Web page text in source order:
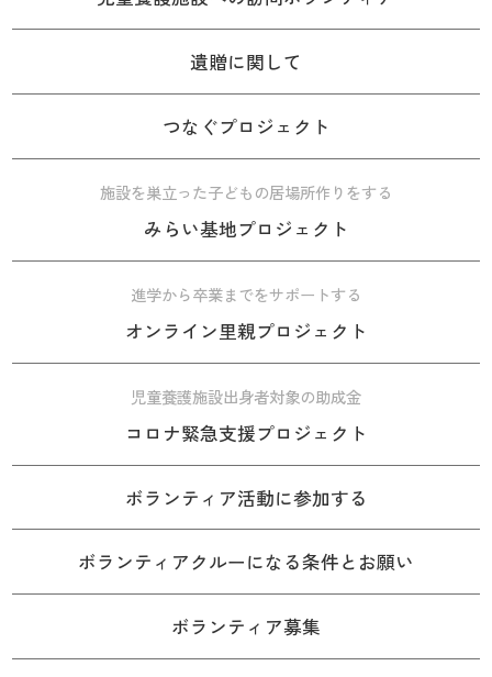
遺贈に関して
つなぐプロジェクト
施設を巣立った子どもの居場所作りをする
みらい基地プロジェクト
進学から卒業までをサポートする
オンライン里親プロジェクト
児童養護施設出身者対象の助成金
コロナ緊急支援プロジェクト
ボランティア活動に参加する
ボランティアクルーになる条件とお願い
ボランティア募集